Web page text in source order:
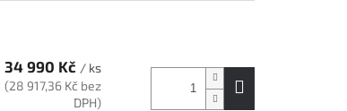
34 990 Kč / ks
(28 917,36 Kč bez
DPH)